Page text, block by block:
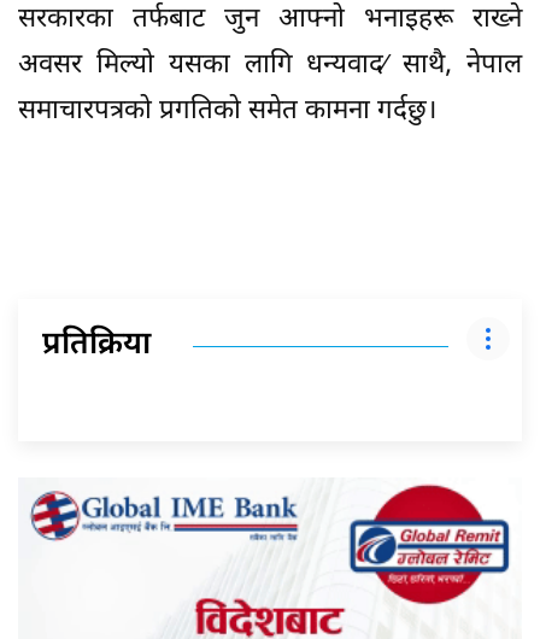
सरकारका तर्फबाट जुन आफ्नो भनाइहरू राख्ने
अवसर मिल्यो यसका लागि धन्यवाद⁄ साथै, नेपाल
समाचारपत्रको प्रगतिको समेत कामना गर्दछु।
प्रतिक्रिया